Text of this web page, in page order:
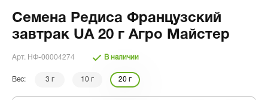
Семена Редиса Французский
завтрак UA 20 г Агро Майстер
Арт. НФ-00004274 В наличии
Вес: 3 г 10 г 20 г